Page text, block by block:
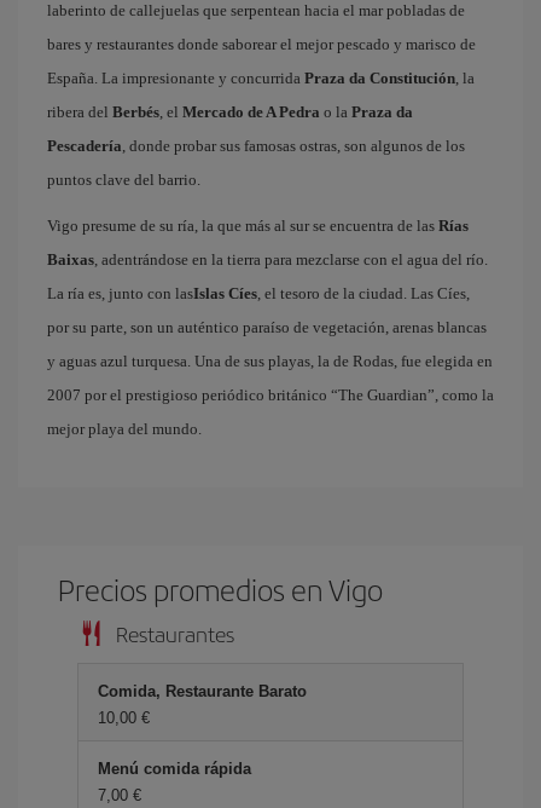
laberinto de callejuelas que serpentean hacia el mar pobladas de
bares y restaurantes donde saborear el mejor pescado y marisco de
España. La impresionante y concurrida Praza da Constitución, la
ribera del Berbés, el Mercado de A Pedra o la Praza da
Pescadería, donde probar sus famosas ostras, son algunos de los
puntos clave del barrio.
Vigo presume de su ría, la que más al sur se encuentra de las Rías
Baixas, adentrándose en la tierra para mezclarse con el agua del río.
La ría es, junto con lasIslas Cíes, el tesoro de la ciudad. Las Cíes,
por su parte, son un auténtico paraíso de vegetación, arenas blancas
y aguas azul turquesa. Una de sus playas, la de Rodas, fue elegida en
2007 por el prestigioso periódico británico “The Guardian”, como la
mejor playa del mundo.
Precios promedios en Vigo
Restaurantes
Comida, Restaurante Barato
10,00 €
Menú comida rápida
7,00 €